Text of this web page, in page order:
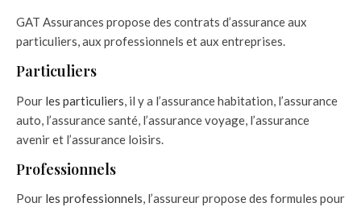
GAT Assurances propose des contrats d’assurance aux
particuliers, aux professionnels et aux entreprises.
Particuliers
Pour les particuliers, il y a l’assurance habitation, l’assurance
auto, l’assurance santé, l’assurance voyage, l’assurance
avenir et l’assurance loisirs.
Professionnels
Pour les professionnels, l’assureur propose des formules pour